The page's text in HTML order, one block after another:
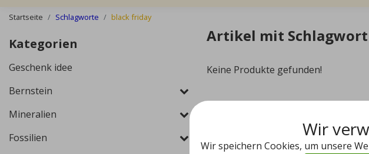
Startseite Schlagworte black friday
Kategorien
Geschenk idee
Bernstein
Mineralien
Fossilien
Artikel mit
Keine Produkte gefunden!
Wir
Wir speichern Cookies, um unsere